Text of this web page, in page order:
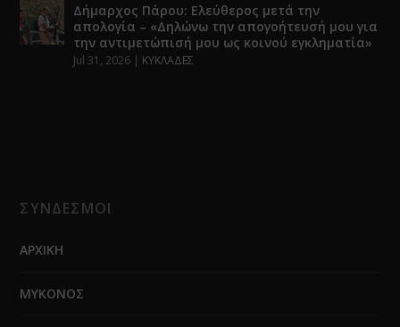
Δήμαρχος Πάρου: Ελεύθερος μετά την
απολογία – «Δηλώνω την απογοήτευσή μου για
την αντιμετώπισή μου ως κοινού εγκληματία»
Jul 31, 2026 | ΚΥΚΛΑΔΕΣ
ΣΥΝΔΕΣΜΟΙ
ΑΡΧΙΚΗ
ΜΥΚΟΝΟΣ